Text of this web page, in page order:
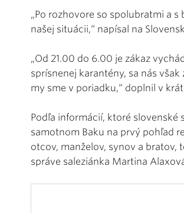
„Po rozhovore so spolubratmi a
našej situácii,“ napísal na
„Od 21.00 do 6.00 je zákaz
sprísnenej karantény, sa nás
my sme v poriadku,“ doplnil v
Podľa informácií, ktoré slovenské
samotnom Baku na prvý pohľad
otcov, manželov, synov a bratov,
správe saleziánka Martina